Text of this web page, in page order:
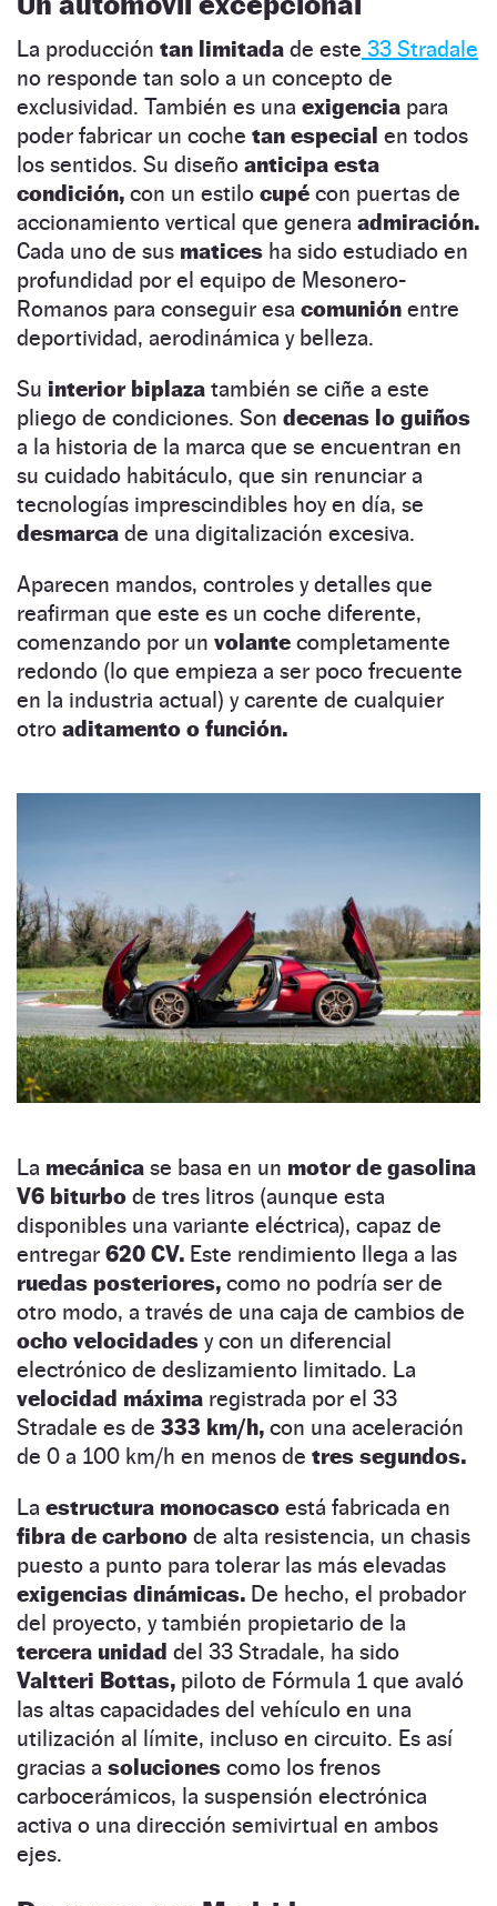
La producción tan limitada de este 33 Stradale
no responde tan solo a un concepto de
exclusividad. También es una exigencia para
poder fabricar un coche tan especial en todos
los sentidos. Su diseño anticipa esta
condición, con un estilo cupé con puertas de
accionamiento vertical que genera admiración.
Cada uno de sus matices ha sido estudiado en
profundidad por el equipo de Mesonero-
Romanos para conseguir esa comunión entre
deportividad, aerodinámica y belleza.
Su interior biplaza también se ciñe a este
pliego de condiciones. Son decenas lo guiños
a la historia de la marca que se encuentran en
su cuidado habitáculo, que sin renunciar a
tecnologías imprescindibles hoy en día, se
desmarca de una digitalización excesiva.
Aparecen mandos, controles y detalles que
reafirman que este es un coche diferente,
comenzando por un volante completamente
redondo (lo que empieza a ser poco frecuente
en la industria actual) y carente de cualquier
otro aditamento o función.
La mecánica se basa en un motor de gasolina
V6 biturbo de tres litros (aunque esta
disponibles una variante eléctrica), capaz de
entregar 620 CV. Este rendimiento llega a las
ruedas posteriores, como no podría ser de
otro modo, a través de una caja de cambios de
ocho velocidades y con un diferencial
electrónico de deslizamiento limitado. La
velocidad máxima registrada por el 33
Stradale es de 333 km/h, con una aceleración
de 0 a 100 km/h en menos de tres segundos.
La estructura monocasco está fabricada en
fibra de carbono de alta resistencia, un chasis
puesto a punto para tolerar las más elevadas
exigencias dinámicas. De hecho, el probador
del proyecto, y también propietario de la
tercera unidad del 33 Stradale, ha sido
Valtteri Bottas, piloto de Fórmula 1 que avaló
las altas capacidades del vehículo en una
utilización al límite, incluso en circuito. Es así
gracias a soluciones como los frenos
carbocerámicos, la suspensión electrónica
activa o una dirección semivirtual en ambos
ejes.